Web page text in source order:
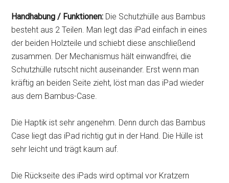
Handhabung / Funktionen: Die Schutzhülle aus Bambus
besteht aus 2 Teilen. Man legt das iPad einfach in eines
der beiden Holzteile und schiebt diese anschließend
zusammen. Der Mechanismus hält einwandfrei, die
Schutzhülle rutscht nicht auseinander. Erst wenn man
kräftig an beiden Seite zieht, löst man das iPad wieder
aus dem Bambus-Case.
Die Haptik ist sehr angenehm. Denn durch das Bambus
Case liegt das iPad richtig gut in der Hand. Die Hülle ist
sehr leicht und trägt kaum auf.
Die Rückseite des iPads wird optimal vor Kratzern